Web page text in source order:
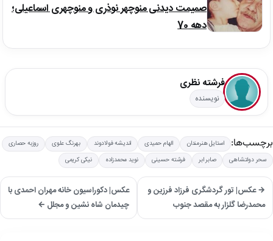
صمیمت دیدنی منوچهر نوذری و منوچهری اسماعیلی؛
دهه 70
فرشته نظری
نویسنده
برچسب‌ها: استایل هنرمندان الهام حمیدی اندیشه فولادوند بهرنگ علوی
روزبه حصاری
سحر دولتشاهی
صابر ابر فرشته حسینی نوید محمدزاده نیکی کریمی
→ عکس| تور گردشگری فرزاد فرزین و
محمدرضا گلزار به مقصد جنوب
عکس| دکوراسیون خانه مهران احمدی با
چیدمان شاه نشین و مجلل ←